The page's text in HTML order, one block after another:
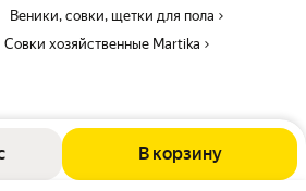
В корзину
— необходимая в каждом доме
чтобы называться качественным,
обладать определенными
Веники, совки, щетки для пола
Совки хозяйственные Martika